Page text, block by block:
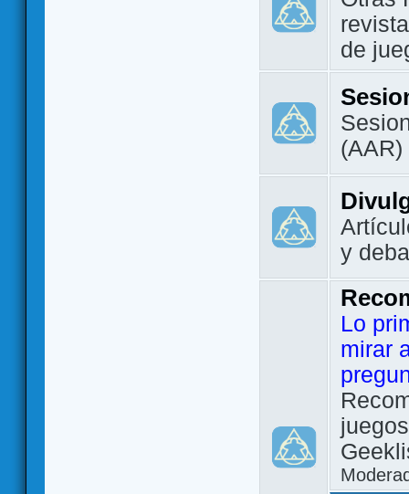
de
(AAR)
y
Lo
mirar